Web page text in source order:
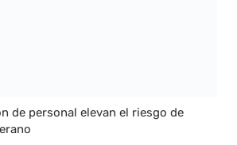
de personal elevan el riesgo de